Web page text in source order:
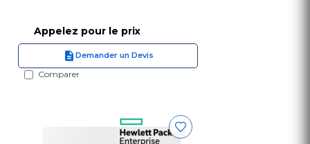
Appelez pour le prix
Demander un Devis
Comparer